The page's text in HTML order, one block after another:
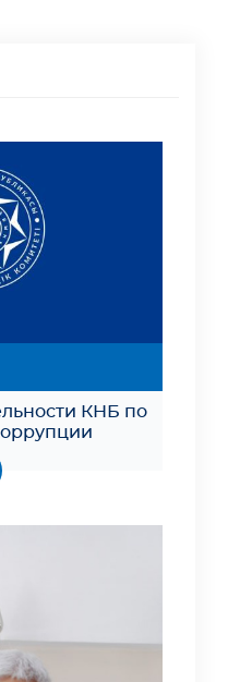
КНБ по